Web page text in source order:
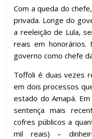
Com a queda do
privada. Longe do
a reeleição de Lula,
reais em honorários.
governo como chefe
Toffoli é duas vezes
em dois processos
estado do Amapá.
sentença mais
cofres públicos a
mil reais) –